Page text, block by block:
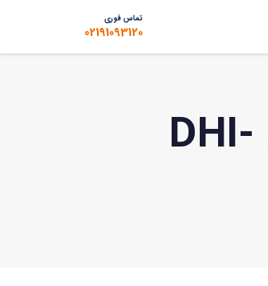
تماس فوری
02191093120
ان وی آر (NVR) 16 کانال داهوآ مدل DHI-